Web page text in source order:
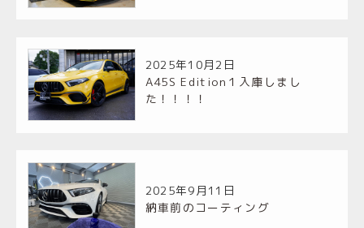
2025年10月2日
A45S Edition１入庫しまし
た！！！！
2025年9月11日
納車前のコーティング